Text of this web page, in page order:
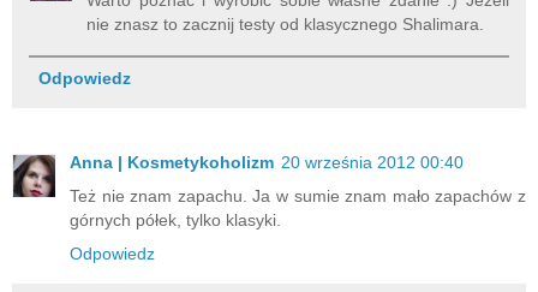
nie znasz to zacznij testy od klasycznego Shalimara.
Odpowiedz
Anna | Kosmetykoholizm 20 września 2012 00:40
Też nie znam zapachu. Ja w sumie znam mało zapachów z
górnych półek, tylko klasyki.
Odpowiedz